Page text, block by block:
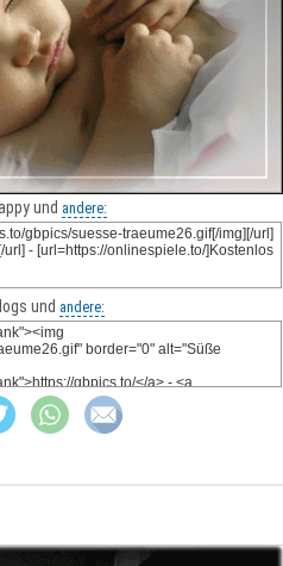
und andere:
und andere: